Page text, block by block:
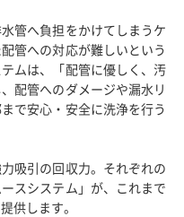
管へ負担をかけてしまうケ
管への対応が難しいという
ムは、「配管に優しく、汚
配管へのダメージや漏水リ
で安心・安全に洗浄を行う
吸引の回収力。それぞれの
スシステム」が、これまで
供します。